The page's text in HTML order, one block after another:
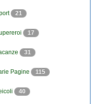
21
17
31
Pagine 115
40